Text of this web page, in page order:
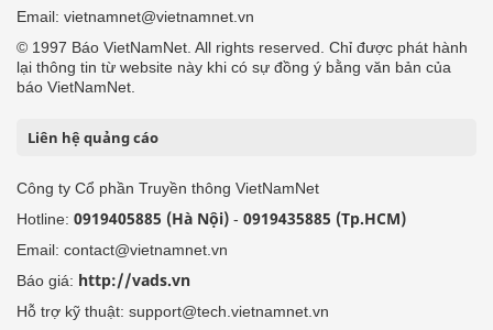
Email: vietnamnet@vietnamnet.vn
© 1997 Báo VietNamNet. All rights reserved. Chỉ được phát hành
lại thông tin từ website này khi có sự đồng ý bằng văn bản của
báo VietNamNet.
Liên hệ quảng cáo
Công ty Cổ phần Truyền thông VietNamNet
Hotline: 0919405885 (Hà Nội) - 0919435885 (Tp.HCM)
Email: contact@vietnamnet.vn
Báo giá: http://vads.vn
Hỗ trợ kỹ thuật: support@tech.vietnamnet.vn